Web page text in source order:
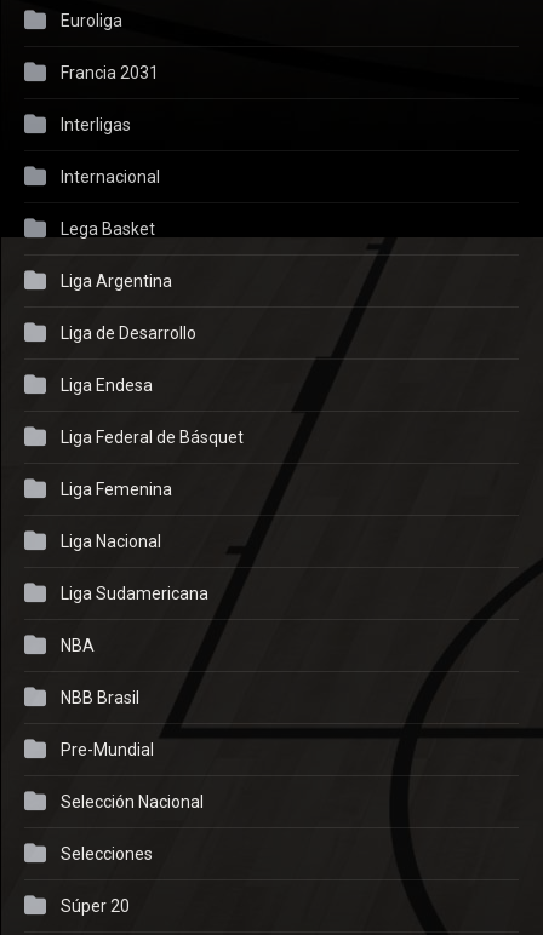
Euroliga
Francia 2031
Interligas
Internacional
Lega Basket
Liga Argentina
Liga de Desarrollo
Liga Endesa
Liga Federal de Básquet
Liga Femenina
Liga Nacional
Liga Sudamericana
NBA
NBB Brasil
Pre-Mundial
Selección Nacional
Selecciones
Súper 20